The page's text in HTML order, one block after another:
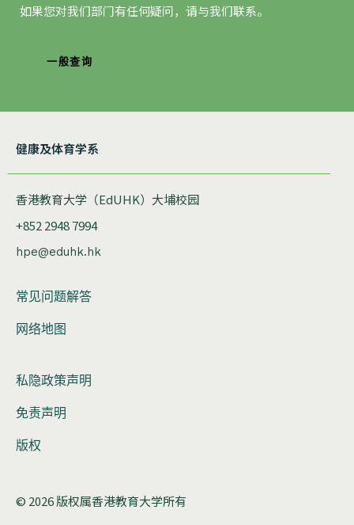
如果您对我们部门有任何疑问，请与我们联系。
一般查询
健康及体育学系
香港教育大学（EdUHK）大埔校园
+852 2948 7994
hpe@eduhk.hk
常见问题解答
网络地图
私隐政策声明
免责声明
版权
© 2026 版权属香港教育大学所有